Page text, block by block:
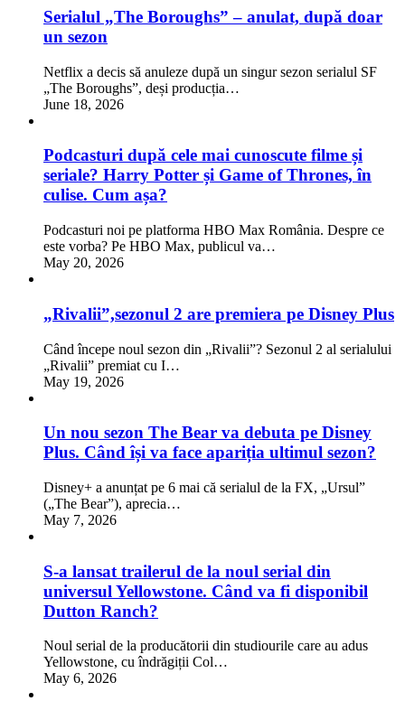
Serialul „The Boroughs” – anulat, după doar
un sezon
Netflix a decis să anuleze după un singur sezon serialul SF
„The Boroughs”, deși producția…
June 18, 2026
Podcasturi după cele mai cunoscute filme și
seriale? Harry Potter și Game of Thrones, în
culise. Cum așa?
Podcasturi noi pe platforma HBO Max România. Despre ce
este vorba? Pe HBO Max, publicul va…
May 20, 2026
„Rivalii”,sezonul 2 are premiera pe Disney Plus
Când începe noul sezon din „Rivalii”? Sezonul 2 al serialului
„Rivalii” premiat cu I…
May 19, 2026
Un nou sezon The Bear va debuta pe Disney
Plus. Când își va face apariția ultimul sezon?
Disney+ a anunțat pe 6 mai că serialul de la FX, „Ursul”
(„The Bear”), aprecia…
May 7, 2026
S-a lansat trailerul de la noul serial din
universul Yellowstone. Când va fi disponibil
Dutton Ranch?
Noul serial de la producătorii din studiourile care au adus
Yellowstone, cu îndrăgiții Col…
May 6, 2026